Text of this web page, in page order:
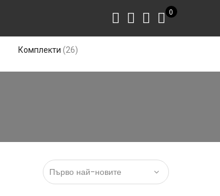
0
Комплекти 2626